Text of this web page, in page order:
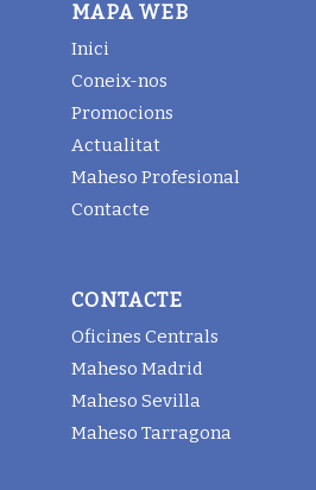
MAPA WEB
Inici
Coneix-nos
Promocions
Actualitat
Maheso Profesional
Contacte
CONTACTE
Oficines Centrals
Maheso Madrid
Maheso Sevilla
Maheso Tarragona